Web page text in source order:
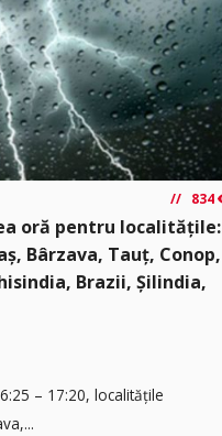
834
oră pentru localitățile:
Bârzava, Tauț, Conop,
Brazii, Șilindia,
– 17:20, localitățile